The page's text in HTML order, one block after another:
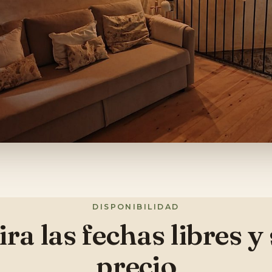
DISPONIBILIDAD
las fechas libres y